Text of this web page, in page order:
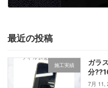
最近の投稿
施工実績
ガラ
分
7月 11,